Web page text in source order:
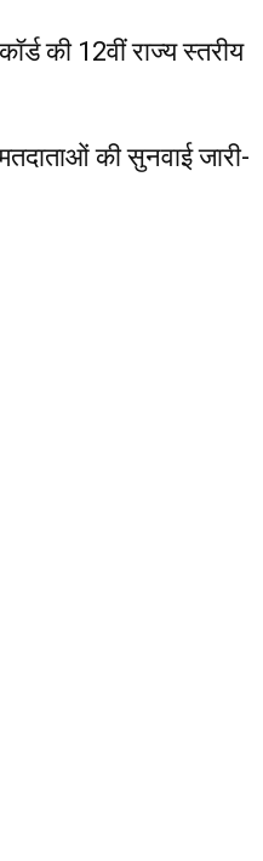
की 12वीं राज्य स्तरीय
की सुनवाई जारी-